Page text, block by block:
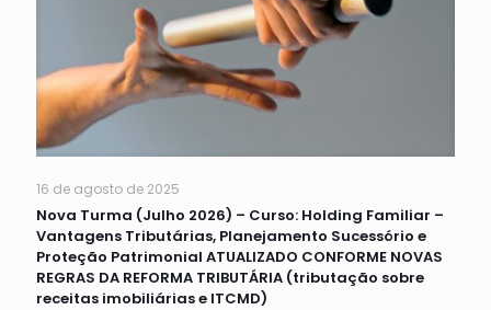
16 de agosto de 2025
Nova Turma (Julho 2026) – Curso: Holding Familiar –
Vantagens Tributárias, Planejamento Sucessório e
Proteção Patrimonial ATUALIZADO CONFORME NOVAS
REGRAS DA REFORMA TRIBUTÁRIA (tributação sobre
receitas imobiliárias e ITCMD)